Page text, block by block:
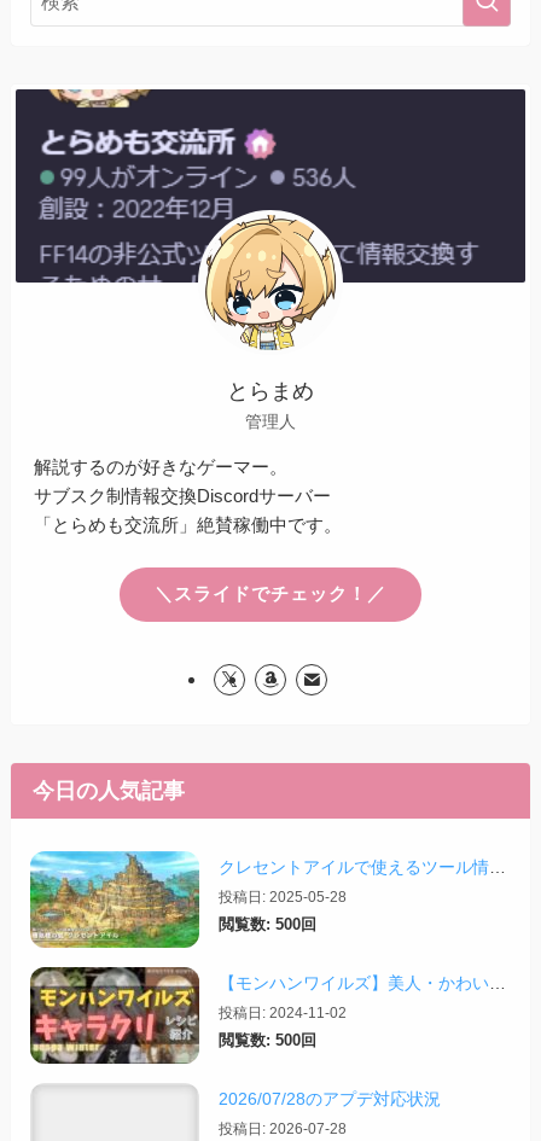
とらまめ
管理人
解説するのが好きなゲーマー。
サブスク制情報交換Discordサーバー
「とらめも交流所」絶賛稼働中です。
＼スライドでチェック！／
今日の人気記事
投稿日: 2025-05-28
閲覧数: 500回
投稿日: 2024-11-02
閲覧数: 500回
2026/07/28のアプデ対応状況
投稿日: 2026-07-28